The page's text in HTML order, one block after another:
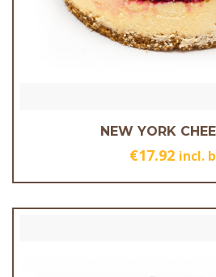
NEW YORK
€17.92 incl.